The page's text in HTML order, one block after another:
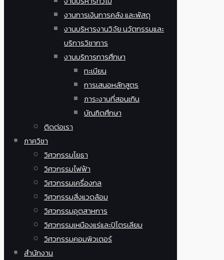
งานการเงินการคลัง และพัสดุ
งานบริหารงานวิจัย นวัตกรรมและ
บริการวิชาการ
งานบริการการศึกษา
ทะเบียน
การเสนอหลักสูตร
ภาระงานที่สอนเกิน
บัณฑิตศึกษา
ติดต่อเรา
ภาควิชา
วิศวกรรมโยธา
วิศวกรรมไฟฟ้า
วิศวกรรมเครื่องกล
วิศวกรรมสิ่งแวดล้อม
วิศวกรรมอุตสาหการ
วิศวกรรมเหมืองแร่และปิโตรเลียม
วิศวกรรมคอมพิวเตอร์
สำนักงาน